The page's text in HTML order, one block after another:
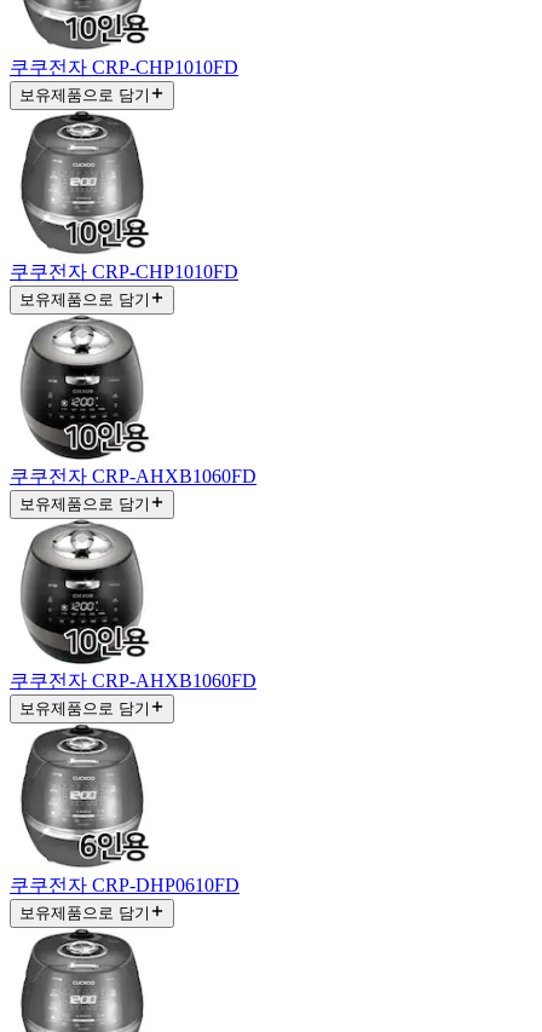
쿠쿠전자 CRP-CHP1010FD
보유제품으로 담기
쿠쿠전자 CRP-CHP1010FD
보유제품으로 담기
쿠쿠전자 CRP-AHXB1060FD
보유제품으로 담기
쿠쿠전자 CRP-AHXB1060FD
보유제품으로 담기
쿠쿠전자 CRP-DHP0610FD
보유제품으로 담기